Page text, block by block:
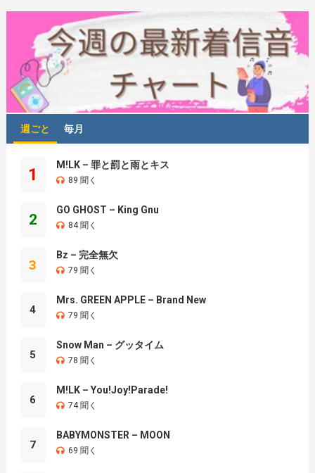
週ごと 毎月
1
M!LK – 罪と罰と雨とキス
89 聞く
2
GO GHOST – King Gnu
84 聞く
3
Bz – 完全無欠
79 聞く
4
Mrs. GREEN APPLE – Brand New
79 聞く
5
Snow Man – グッタイム
78 聞く
6
M!LK – You!Joy!Parade!
74 聞く
7
BABYMONSTER – MOON
69 聞く